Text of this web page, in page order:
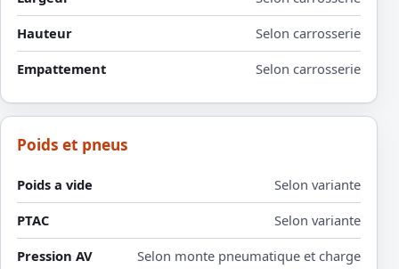
Hauteur
Selon carrosserie
Empattement
Selon carrosserie
Poids et pneus
Poids a vide
Selon variante
PTAC
Selon variante
Pression AV
Selon monte pneumatique et charge